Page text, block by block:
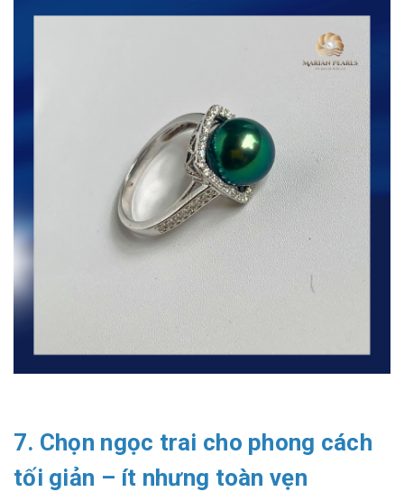
7. Chọn ngọc trai cho phong cách
tối giản – ít nhưng toàn vẹn